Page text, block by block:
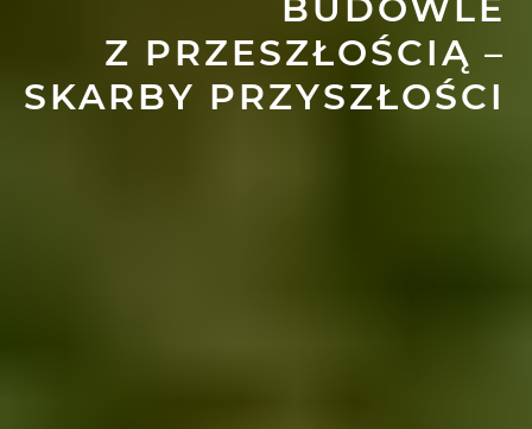
Z PRZESZŁOŚCIĄ –
SKARBY PRZYSZŁOŚCI